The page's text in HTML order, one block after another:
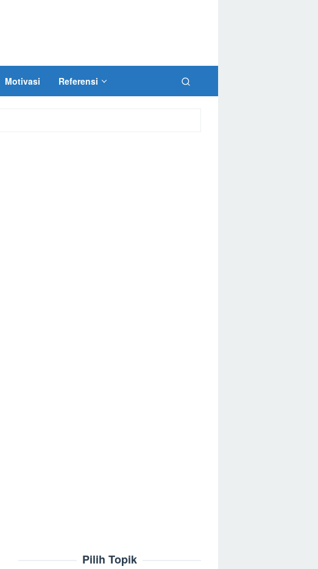
Motivasi Referensi
Pilih Topik